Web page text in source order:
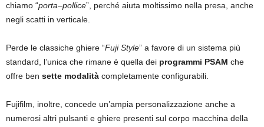
chiamo “porta–pollice”, perché aiuta moltissimo nella presa, anche
negli scatti in verticale.
Perde le classiche ghiere “Fuji Style” a favore di un sistema più
standard, l’unica che rimane è quella dei programmi PSAM che
offre ben sette modalità completamente configurabili.
Fujifilm, inoltre, concede un’ampia personalizzazione anche a
numerosi altri pulsanti e ghiere presenti sul corpo macchina della